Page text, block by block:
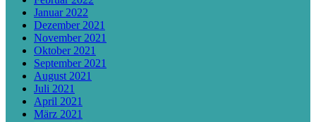
Januar 2022
Dezember 2021
November 2021
Oktober 2021
September 2021
August 2021
Juli 2021
April 2021
März 2021